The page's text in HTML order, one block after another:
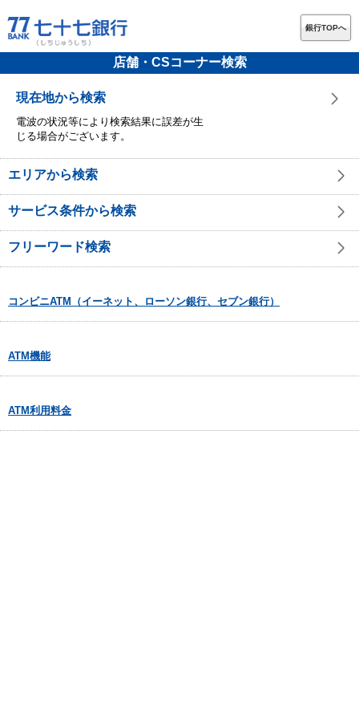
銀行TOPへ
店舗・CSコーナー検索
現在地から検索
電波の状況等により検索結果に誤差が生
じる場合がございます。
エリアから検索
サービス条件から検索
フリーワード検索
コンビニATM（イーネット、ローソン銀行、セブン銀行）
ATM機能
ATM利用料金